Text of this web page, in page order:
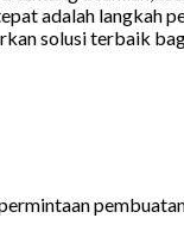
adalah langkah
solusi terbaik